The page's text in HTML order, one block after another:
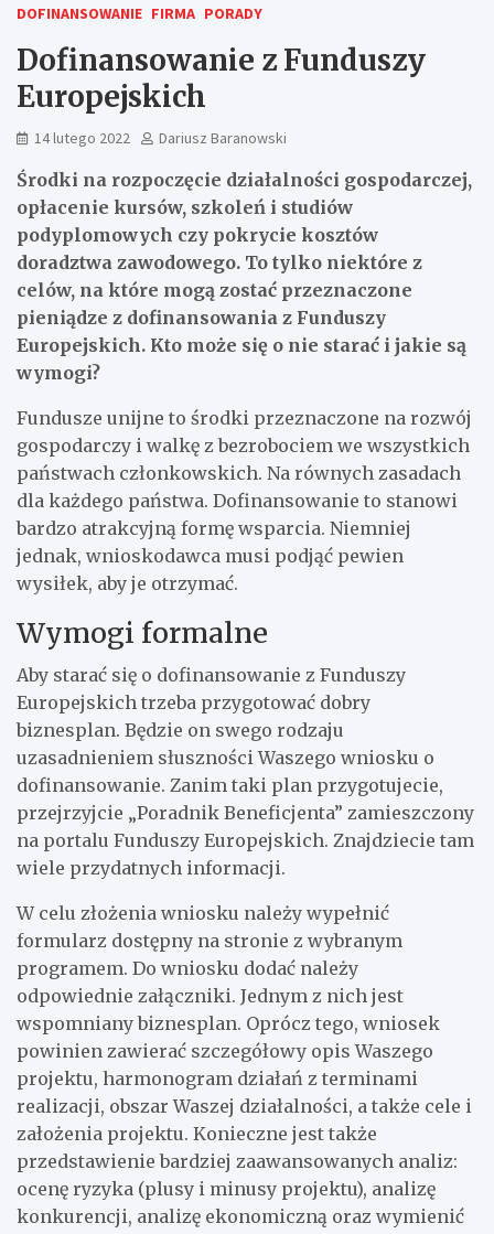
DOFINANSOWANIE FIRMA PORADY
Dofinansowanie z Funduszy
Europejskich
14 lutego 2022 Dariusz Baranowski
Środki na rozpoczęcie działalności gospodarczej,
opłacenie kursów, szkoleń i studiów
podyplomowych czy pokrycie kosztów
doradztwa zawodowego. To tylko niektóre z
celów, na które mogą zostać przeznaczone
pieniądze z dofinansowania z Funduszy
Europejskich. Kto może się o nie starać i jakie są
wymogi?
Fundusze unijne to środki przeznaczone na rozwój
gospodarczy i walkę z bezrobociem we wszystkich
państwach członkowskich. Na równych zasadach
dla każdego państwa. Dofinansowanie to stanowi
bardzo atrakcyjną formę wsparcia. Niemniej
jednak, wnioskodawca musi podjąć pewien
wysiłek, aby je otrzymać.
Wymogi formalne
Aby starać się o dofinansowanie z Funduszy
Europejskich trzeba przygotować dobry
biznesplan. Będzie on swego rodzaju
uzasadnieniem słuszności Waszego wniosku o
dofinansowanie. Zanim taki plan przygotujecie,
przejrzyjcie „Poradnik Beneficjenta” zamieszczony
na portalu Funduszy Europejskich. Znajdziecie tam
wiele przydatnych informacji.
W celu złożenia wniosku należy wypełnić
formularz dostępny na stronie z wybranym
programem. Do wniosku dodać należy
odpowiednie załączniki. Jednym z nich jest
wspomniany biznesplan. Oprócz tego, wniosek
powinien zawierać szczegółowy opis Waszego
projektu, harmonogram działań z terminami
realizacji, obszar Waszej działalności, a także cele i
założenia projektu. Konieczne jest także
przedstawienie bardziej zaawansowanych analiz:
ocenę ryzyka (plusy i minusy projektu), analizę
konkurencji, analizę ekonomiczną oraz wymienić